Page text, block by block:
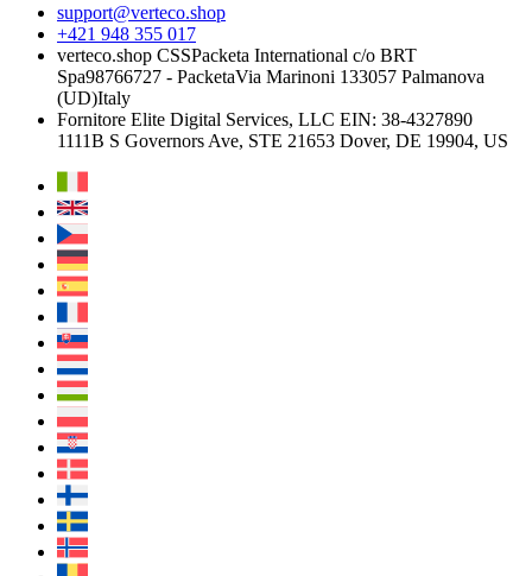
support@verteco.shop
+421 948 355 017
verteco.shop CSSPacketa International c/o BRT
Spa98766727 - PacketaVia Marinoni 133057 Palmanova
(UD)Italy
Fornitore Elite Digital Services, LLC EIN: 38-4327890
1111B S Governors Ave, STE 21653 Dover, DE 19904, US